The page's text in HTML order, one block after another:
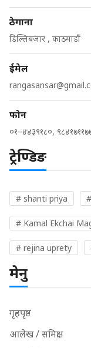
ठेगाना
डिल्लिबजार , काठमाडौं
ईमेल
फोन
०१–४४३९१८०,
ट्रेण्डिङ
# shanti priya
# Kamal Ekchai
# rejina uprety
मेनु
गृहपृष्ठ
आलेख / समिक्षा